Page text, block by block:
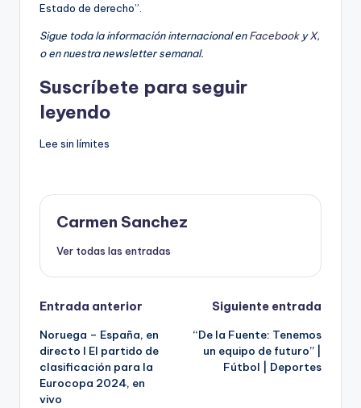
Estado de derecho”.
Sigue toda la información internacional enFacebookyX,
o ennuestra newsletter semanal.
Suscríbete para seguir
leyendo
Lee sin límites
Carmen Sanchez
Ver todas las entradas
Navegación
de
entradas
Entrada anterior
Noruega – España, en
directo I El partido de
clasificación para la
Eurocopa 2024, en
vivo
Siguiente entrada
“De la Fuente: Tenemos
un equipo de futuro” |
Fútbol | Deportes